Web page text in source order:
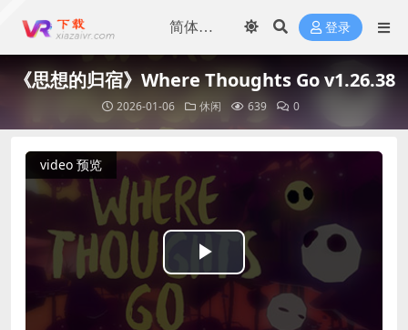
登录
《思想的归宿》Where Thoughts Go v1.26.38
2026-01-06 休闲 639 0
video 预览
Play
Video